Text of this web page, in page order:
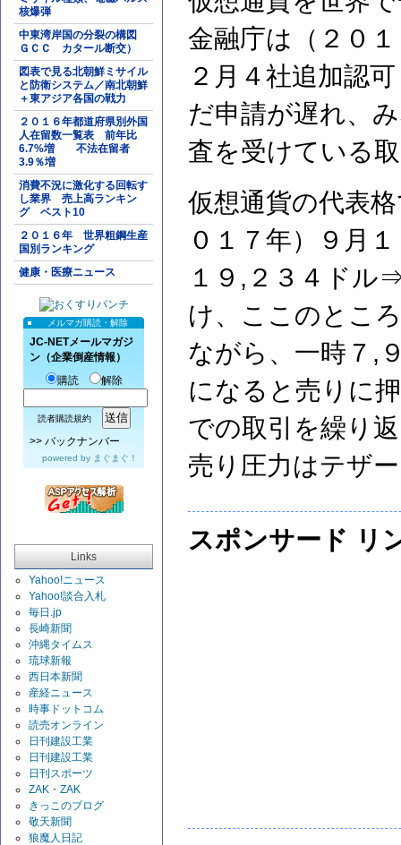
核爆弾
中東湾岸国の分裂の構図
ＧＣＣ カタール断交）
図表で見る北朝鮮ミサイル
と防衛システム／南北朝鮮
＋東アジア各国の戦力
２０１６年都道府県別外国
人在留数一覧表 前年比
6.7%増 不法在留者
3.9％増
消費不況に激化する回転す
し業界 売上高ランキン
グ ベスト10
２０１６年 世界粗鋼生産
国別ランキング
健康・医療ニュース
メルマガ購読・解除
JC-NETメールマガジ
ン（企業倒産情報）
購読
解除
読者購読規約
>> バックナンバー
powered by まぐまぐ！
Links
Yahoo!ニュース
Yahoo!談合入札
毎日.jp
長崎新聞
沖縄タイムス
琉球新報
西日本新聞
産経ニュース
時事ドットコム
読売オンライン
日刊建設工業
日刊建設工業
日刊スポーツ
ZAK・ZAK
きっこのブログ
敬天新聞
狼魔人日記
金融庁は（２０
２月４社追加認
だ申請が遅れ、
査を受けている
仮想通貨の代表
０１７年）９月
１９,２３４ドル
け、ここのとこ
ながら、一時７,
になると売りに
での取引を繰り
売り圧力はテザ
スポンサード リ